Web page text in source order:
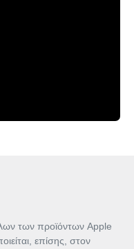
των προϊόντων Apple
επίσης, στον